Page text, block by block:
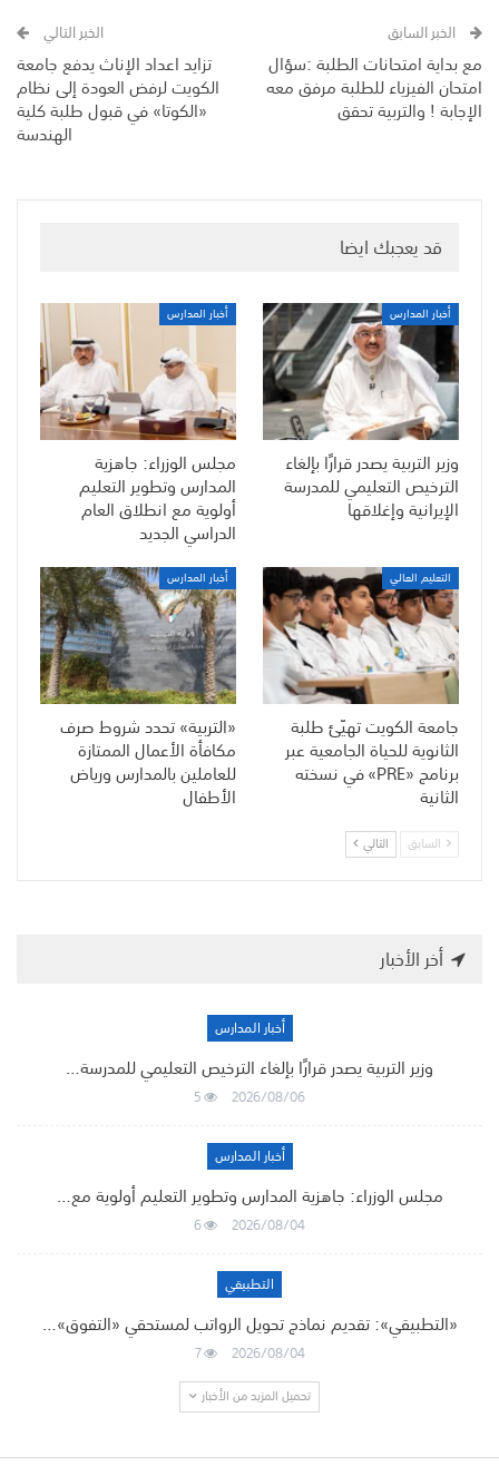
الخبر السابق
مع بداية امتحانات الطلبة :سؤال
امتحان الفيزياء للطلبة مرفق معه
الإجابة ! والتربية تحقق
الخبر التالي
تزايد اعداد الإناث يدفع جامعة
الكويت لرفض العودة إلى نظام
«الكوتا» في قبول طلبة كلية
الهندسة
قد يعجبك ايضا
أخبار المدارس
وزير التربية يصدر قرارًا بإلغاء
الترخيص التعليمي للمدرسة
الإيرانية وإغلاقها
أخبار المدارس
مجلس الوزراء: جاهزية
المدارس وتطوير التعليم
أولوية مع انطلاق العام
الدراسي الجديد
التعليم العالي
جامعة الكويت تهيّئ طلبة
الثانوية للحياة الجامعية عبر
برنامج «PRE» في نسخته
الثانية
أخبار المدارس
«التربية» تحدد شروط صرف
مكافأة الأعمال الممتازة
للعاملين بالمدارس ورياض
الأطفال
السابق التالي
أخر الأخبار
أخبار المدارس
وزير التربية يصدر قرارًا بإلغاء الترخيص التعليمي للمدرسة…
2026/08/06
5
أخبار المدارس
مجلس الوزراء: جاهزية المدارس وتطوير التعليم أولوية مع…
2026/08/04
6
التطبيقي
«التطبيقي»: تقديم نماذج تحويل الرواتب لمستحقي «التفوق»…
2026/08/04
7
تحميل المزيد من الأخبار